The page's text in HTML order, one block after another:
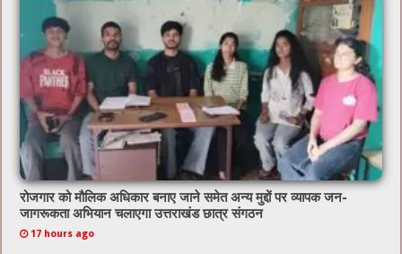
रोजगार को मौलिक अधिकार बनाए जाने समेत अन्य मुद्दों पर व्यापक जन-
जागरूकता अभियान चलाएगा उत्तराखंड छात्र संगठन
17 hours ago